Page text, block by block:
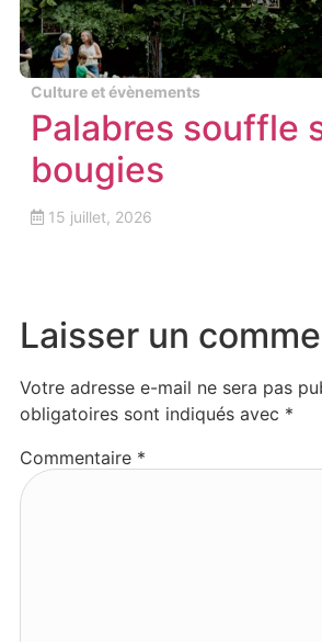
Culture et évènements
Palabres souffle
bougies
15 juillet, 2026
Laisser un
Votre adresse e-mail ne sera pas
obligatoires sont indiqués avec *
Commentaire *